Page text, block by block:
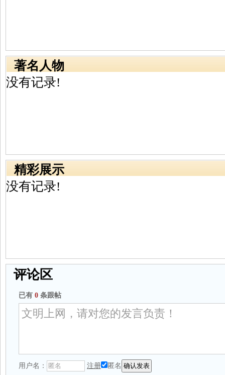
著名人物
没有记录!
精彩展示
没有记录!
评论区
已有 0 条跟帖
用户名： 注册 匿名